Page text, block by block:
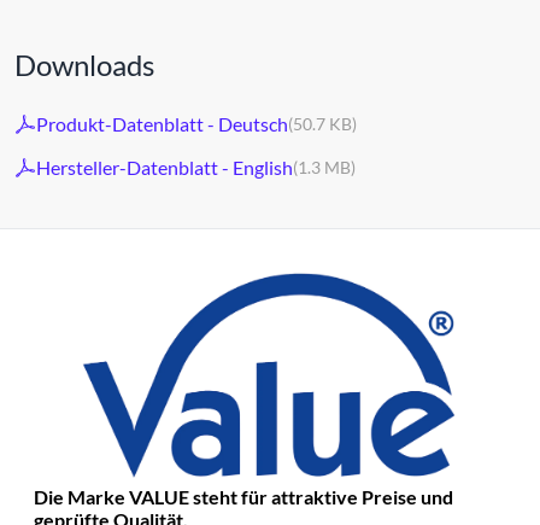
Downloads
Produkt-Datenblatt - Deutsch(50.7 KB)
Hersteller-Datenblatt - English(1.3 MB)
Die Marke VALUE steht für attraktive Preise und
geprüfte Qualität.